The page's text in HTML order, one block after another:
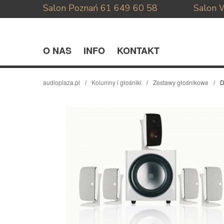
Salon Poznań 61 649 60 58 Salon
O NAS INFO KONTAKT
audioplaza.pl Kolumny i głośniki Zestawy głośnikowe